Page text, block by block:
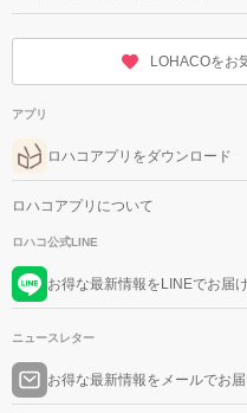
LOHACOをお
アプリ
ロハコアプリをダウンロード
ロハコアプリについて
ロハコ公式LINE
お得な最新情報をLINEでお届
ニュースレター
お得な最新情報をメールでお